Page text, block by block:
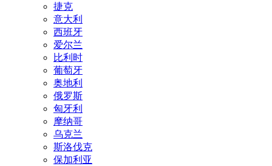
捷克
意大利
西班牙
爱尔兰
比利时
葡萄牙
奥地利
俄罗斯
匈牙利
摩纳哥
乌克兰
斯洛伐克
保加利亚